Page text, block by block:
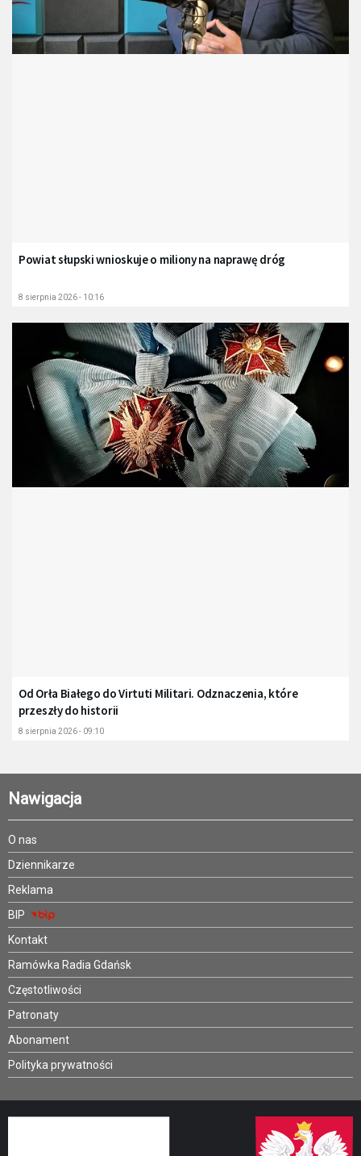
Powiat słupski wnioskuje o miliony na naprawę dróg
8 sierpnia 2026 - 10:16
Od Orła Białego do Virtuti Militari. Odznaczenia, które
przeszły do historii
8 sierpnia 2026 - 09:10
Nawigacja
O nas
Dziennikarze
Reklama
BIP
Kontakt
Ramówka Radia Gdańsk
Częstotliwości
Patronaty
Abonament
Polityka prywatności